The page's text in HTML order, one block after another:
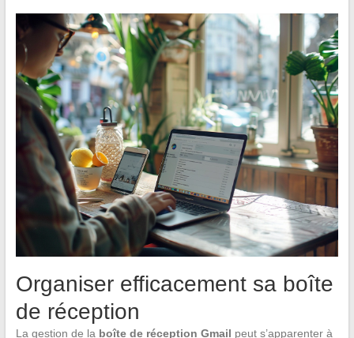
Organiser efficacement sa boîte
de réception
La gestion de la boîte de réception Gmail peut s’apparenter à